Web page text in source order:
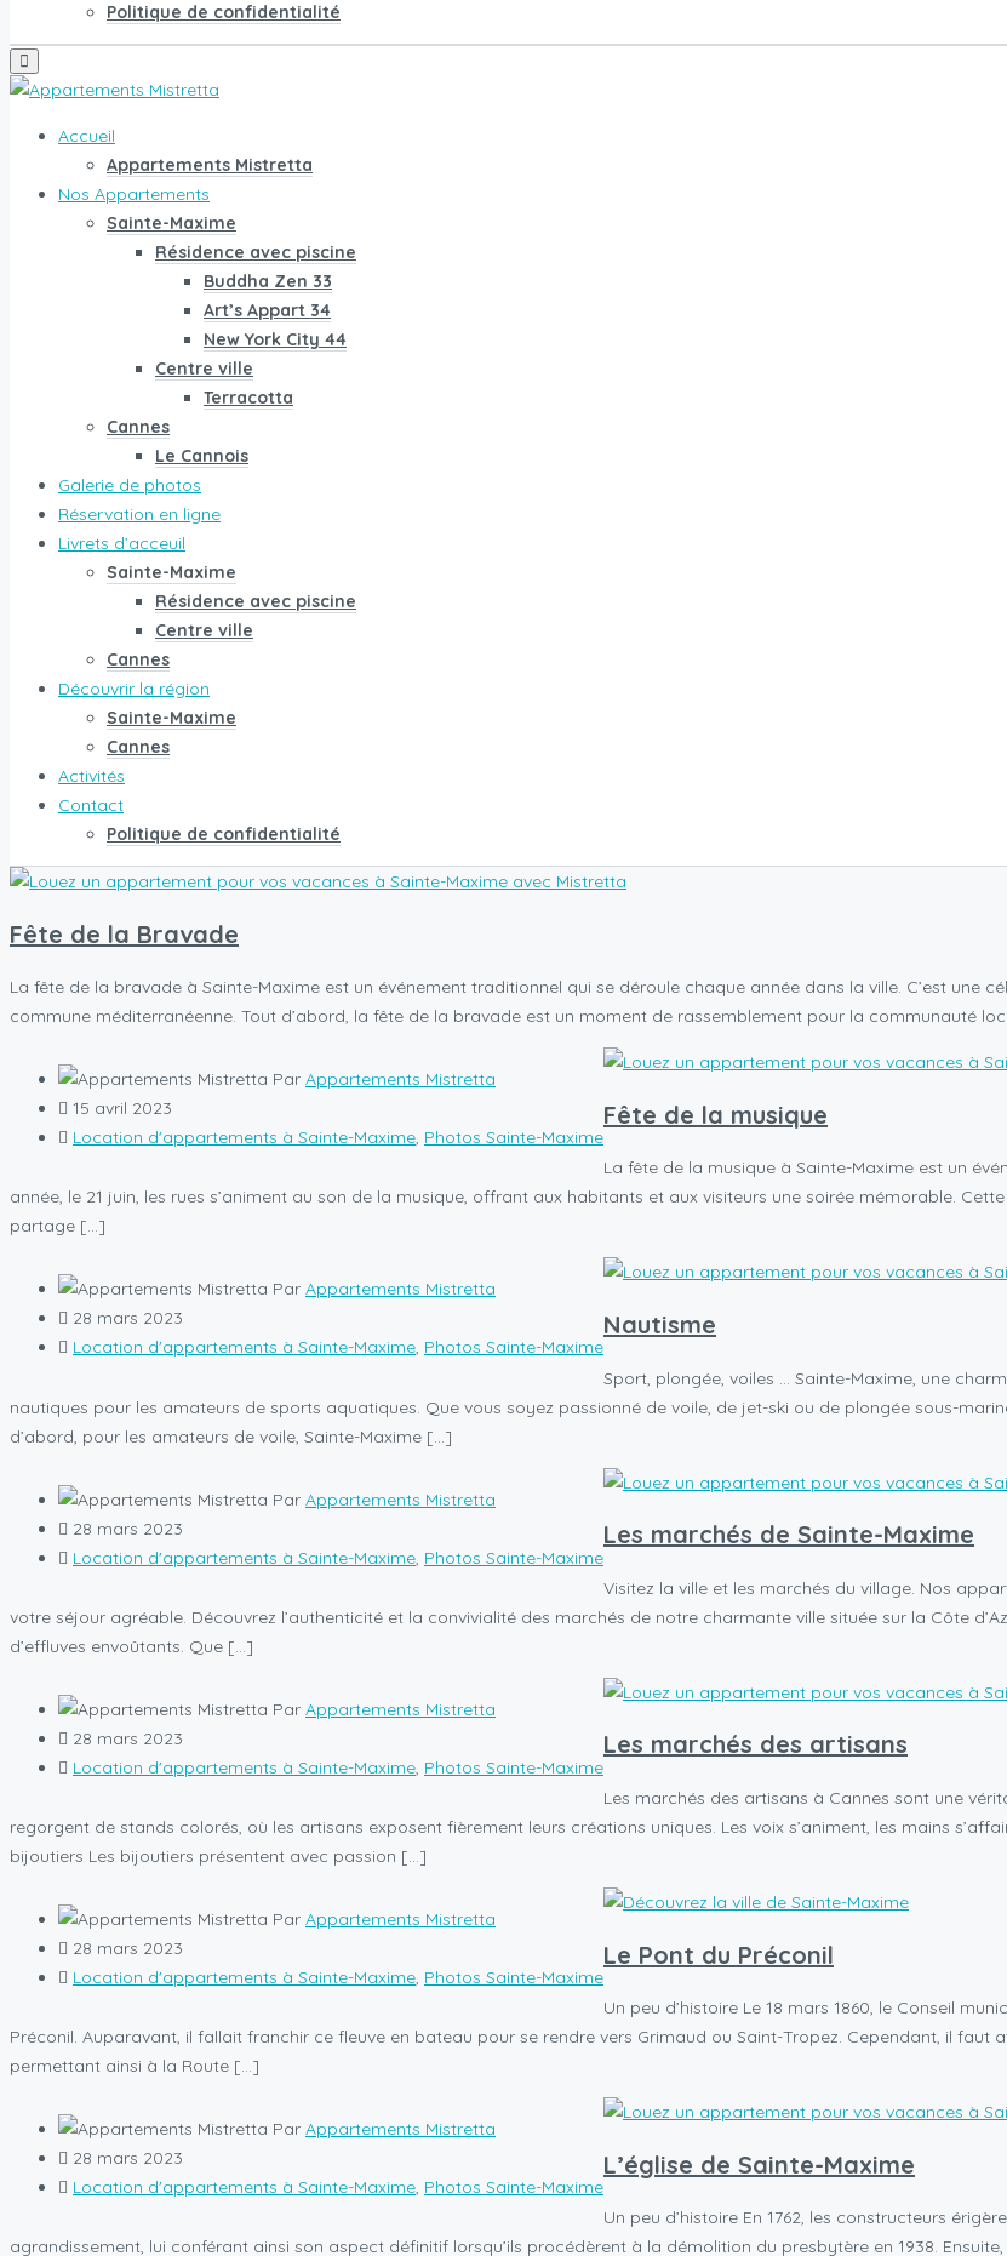
Politique de confidentialité
Accueil
Appartements Mistretta
Nos Appartements
Sainte-Maxime
Résidence avec piscine
Buddha Zen 33
Art’s Appart 34
New York City 44
Centre ville
Terracotta
Cannes
Le Cannois
Galerie de photos
Réservation en ligne
Livrets d’acceuil
Sainte-Maxime
Résidence avec piscine
Centre ville
Cannes
Découvrir la région
Sainte-Maxime
Cannes
Activités
Contact
Politique de confidentialité
Fête de la Bravade
La fête de la bravade à Sainte-Maxime est un événement traditionnel qui se déroule chaque année dans la ville. C’est une
commune méditerranéenne. Tout d’abord, la fête de la bravade est un moment de rassemblement pour la communauté
Par Appartements Mistretta
15 avril 2023
Location d'appartements à Sainte-Maxime, Photos Sainte-Maxime
Fête de la musique
La fête de la musique à Sainte-Maxime est un
année, le 21 juin, les rues s’animent au son de la musique, offrant aux habitants et aux visiteurs une soirée mémorable.
partage […]
Par Appartements Mistretta
28 mars 2023
Location d'appartements à Sainte-Maxime, Photos Sainte-Maxime
Nautisme
Sport, plongée, voiles … Sainte-Maxime, une
nautiques pour les amateurs de sports aquatiques. Que vous soyez passionné de voile, de jet-ski ou de plongée sous-
d’abord, pour les amateurs de voile, Sainte-Maxime […]
Par Appartements Mistretta
28 mars 2023
Location d'appartements à Sainte-Maxime Photos Sainte-Maxime
Les marchés de Sainte-Maxime
Visitez la ville et les marchés du village. Nos
votre séjour agréable. Découvrez l’authenticité et la convivialité des marchés de notre charmante ville située sur la Côte
d’effluves envoûtants. Que […]
Par Appartements Mistretta
28 mars 2023
Location d'appartements à Sainte-Maxime, Photos Sainte-Maxime
Les marchés des artisans
Les marchés des artisans à Cannes sont une
regorgent de stands colorés, où les artisans exposent fièrement leurs créations uniques. Les voix s’animent, les mains
bijoutiers Les bijoutiers présentent avec passion […]
Par Appartements Mistretta
28 mars 2023
Location d'appartements à Sainte-Maxime, Photos Sainte-Maxime
Le Pont du Préconil
Un peu d’histoire Le 18 mars 1860, le Conseil
Préconil. Auparavant, il fallait franchir ce fleuve en bateau pour se rendre vers Grimaud ou Saint-Tropez. Cependant, il faut
permettant ainsi à la Route […]
Par Appartements Mistretta
28 mars 2023
Location d'appartements à Sainte-Maxime, Photos Sainte-Maxime
L’église de Sainte-Maxime
Un peu d’histoire En 1762, les constructeurs
agrandissement, lui conférant ainsi son aspect définitif lorsqu’ils procédèrent à la démolition du presbytère en 1938.